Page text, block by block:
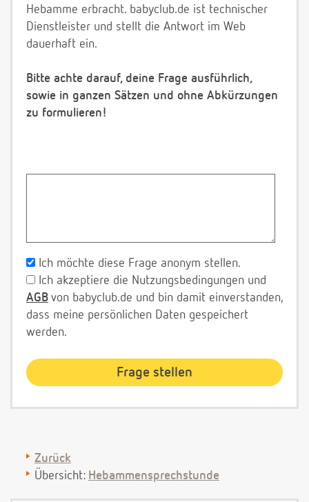
Hebamme erbracht. babyclub.de ist technischer
Dienstleister und stellt die Antwort im Web
dauerhaft ein.
Bitte achte darauf, deine Frage ausführlich,
sowie in ganzen Sätzen und ohne Abkürzungen
zu formulieren!
Ich möchte diese Frage anonym stellen.
Ich akzeptiere die Nutzungsbedingungen und
AGB von babyclub.de und bin damit einverstanden,
dass meine persönlichen Daten gespeichert
werden.
Zurück
Übersicht: Hebammensprechstunde